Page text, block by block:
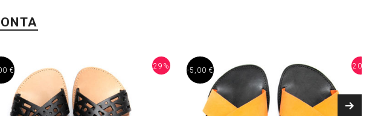
29%
€ 20%
-5,00 €